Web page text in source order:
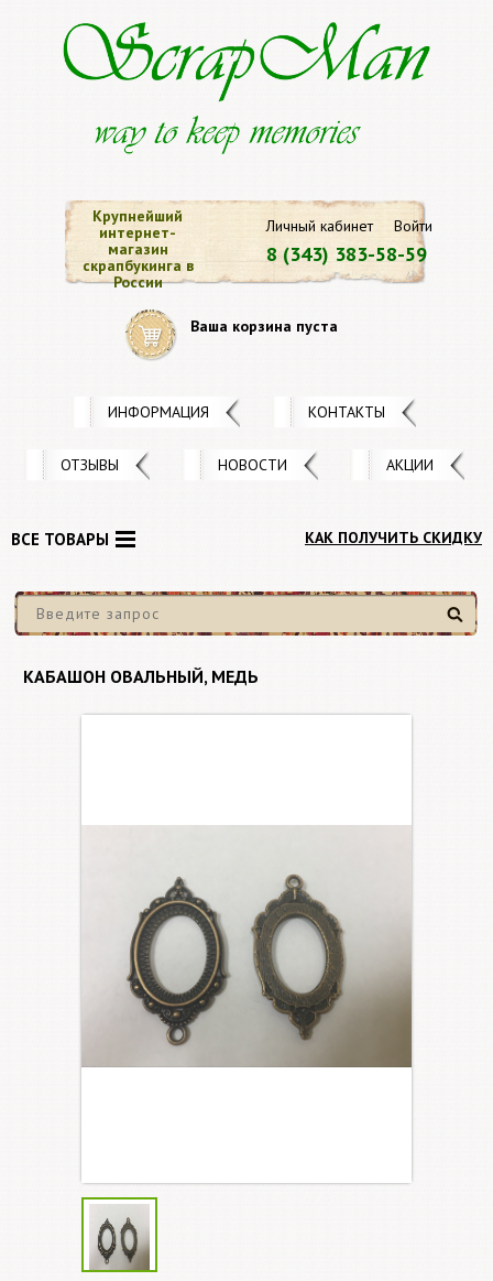
Личный кабинет Войти
8 (343) 383-58-59
Крупнейший
интернет-
магазин
скрапбукинга в
России
Ваша корзина пуста
ИНФОРМАЦИЯ КОНТАКТЫ
ОТЗЫВЫ НОВОСТИ АКЦИИ
КАК ПОЛУЧИТЬ СКИДКУ
Найти
ВСЕ ТОВАРЫ
КАБАШОН ОВАЛЬНЫЙ, МЕДЬ